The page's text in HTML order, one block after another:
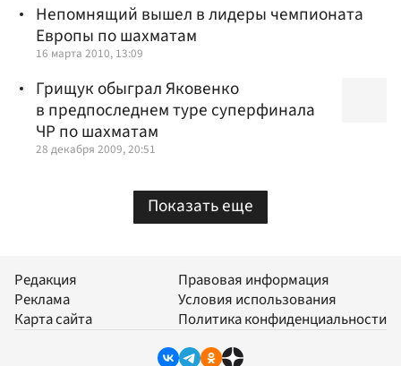
Непомнящий вышел в лидеры чемпионата
Европы по шахматам
16 марта 2010, 13:09
Грищук обыграл Яковенко
в предпоследнем туре суперфинала
ЧР по шахматам
28 декабря 2009, 20:51
Показать еще
Редакция
Реклама
Карта сайта
Правовая информация
Условия использования
Политика конфиденциальности